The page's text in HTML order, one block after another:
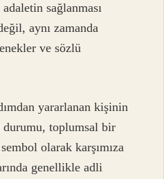
sağlanması
aynı zamanda
ve sözlü
yararlanan kişinin
toplumsal bir
olarak karşımıza
genellikle adli